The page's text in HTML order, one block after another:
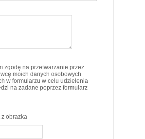
zgodę na przetwarzanie przez
moich danych osobowych
w formularzu w celu udzielenia
na zadane poprzez formularz
z obrazka